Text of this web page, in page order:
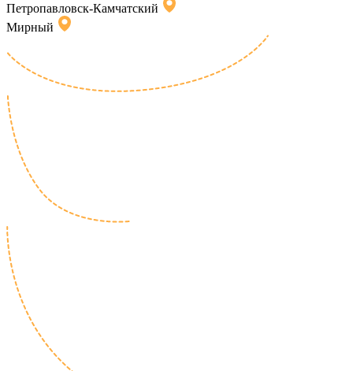
Петропавловск-Камчатский
Мирный